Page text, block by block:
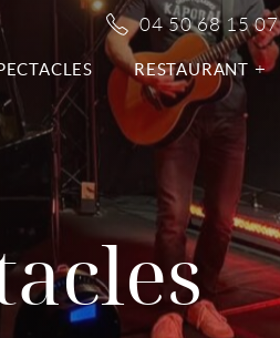
04 50 68 15 07
RESTAURANT